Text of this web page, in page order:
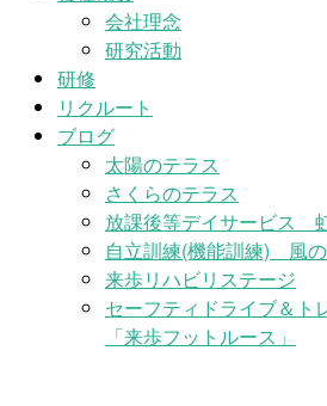
会社理念
研究活動
研修
リクルート
ブログ
太陽のテラス
さくらのテラス
放課後等デイサービス
自立訓練(機能訓練) 風
来歩リハビリステージ
セーフティドライブ＆
「来歩フットルース」